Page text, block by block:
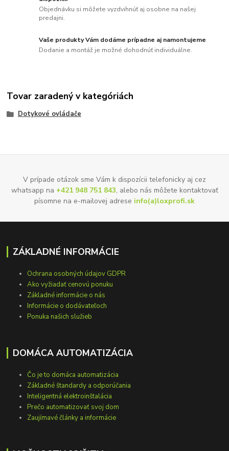
Objednávku si môžete vyzdvihnúť aj osobne na našej
predajni.
Vaše produkty Vám dodáme prípadne aj namontujeme
Dodanie a montáž je možné dohodnúť individuálne.
Tovar zaradený v kategóriách
Dotykové ovládače
V prípade otázok sme Vám k dispozícii telefonicky aj cez
whatsapp na +421 948 751 843, alebo nás môžete kontaktovať
písomne na e-mailovej adrese info(a)loxprofi.sk
ZÁKLADNÉ INFORMÁCIE
Ochrana osobných údajov GDPR
Ako vyžiadať cenovú ponuku
Základné informácie o nás
Informácie o dodávateľoch
Ponuka našich služieb
DOMÁCA AUTOMATIZÁCIA
Čo je to domáca automatizácia
Základné štandardy a odporúčania
Inteligentná elektroinštalácia
Prečo automatizovať svoj dom
Zaujímavé články a informácie